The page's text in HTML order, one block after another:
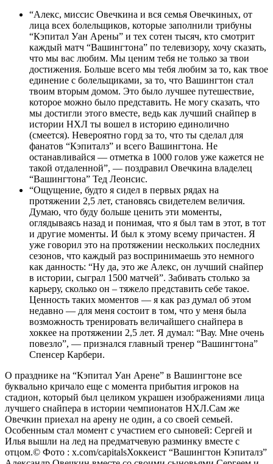
“Алекс, миссис Овечкина и вся семья Овечкиных, от
лица всех болельщиков, которые заполнили трибуны
“Кэпитал Уан Арены” и тех сотен тысяч, кто смотрит
каждый матч “Вашингтона” по телевизору, хочу сказать,
что мы вас любим. Мы ценим тебя не только за твои
достижения. Больше всего мы тебя любим за то, как твое
единение с болельщиками, за то, что Вашингтон стал
твоим вторым домом. Это было лучшее путешествие,
которое можно было представить. Не могу сказать, что
мы достигли этого вместе, ведь как лучший снайпер в
истории НХЛ ты вошел в историю единолично
(смеется). Невероятно горд за то, что ты сделал для
фанатов “Кэпиталз” и всего Вашингтона. Не
останавливайся — отметка в 1000 голов уже кажется не
такой отдаленной”, — поздравил Овечкина владелец
“Вашингтона” Тед Леонсис.
“Ощущение, будто я сидел в первых рядах на
протяжении 2,5 лет, становясь свидетелем величия.
Думаю, что буду больше ценить эти моменты,
оглядываясь назад и понимая, что я был там в этот, в тот
и другие моменты. И был к этому всему причастен. Я
уже говорил это на протяжении нескольких последних
сезонов, что каждый раз воспринимаешь это немного
как данность: “Ну да, это же Алекс, он лучший снайпер
в истории, сыграл 1500 матчей”. Забивать столько за
карьеру, сколько он – тяжело представить себе такое.
Ценность таких моментов — я как раз думал об этом
недавно — для меня состоит в том, что у меня была
возможность тренировать величайшего снайпера в
хоккее на протяжении 2,5 лет. Я думал: “Вау. Мне очень
повезло”, — признался главный тренер “Вашингтона”
Спенсер Карбери.
О празднике на “Кэпитал Уан Арене” в Вашингтоне все
буквально кричало еще с момента прибытия игроков на
стадион, который был целиком украшен изображениями лица
лучшего снайпера в истории чемпионатов НХЛ.Сам же
Овечкин приехал на арену не один, а со своей семьей.
Особенным стал момент с участием его сыновей: Сергей и
Илья вышли на лед на предматчевую разминку вместе с
отцом.© Фото : x.com/capitalsХоккеист “Вашингтон Кэпиталз”